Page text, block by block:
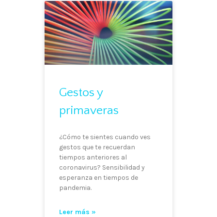
Gestos y
primaveras
¿Cómo te sientes cuando ves
gestos que te recuerdan
tiempos anteriores al
coronavirus? Sensibilidad y
esperanza en tiempos de
pandemia.
Leer más »